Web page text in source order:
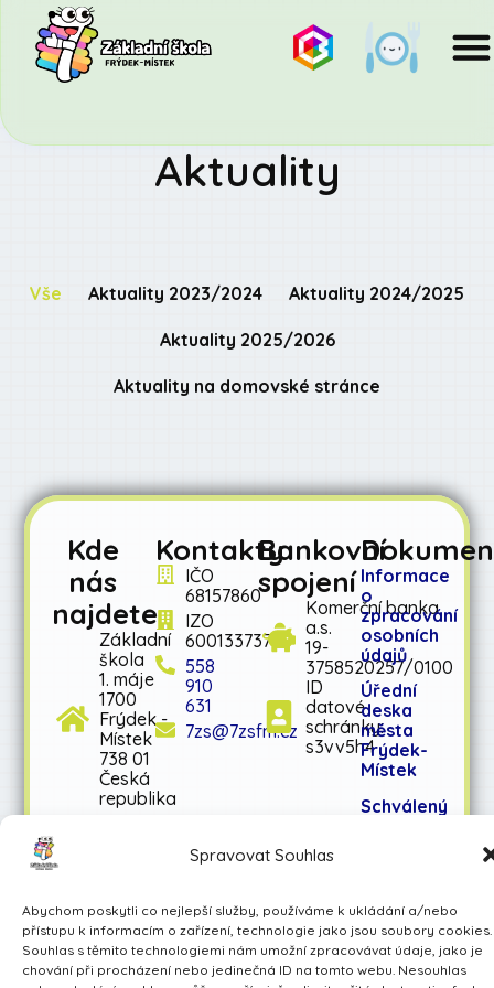
Spravovat Souhlas
Abychom poskytli co nejlepší služby, používáme k ukládání a/nebo
přístupu k informacím o zařízení, technologie jako jsou soubory cookies.
Souhlas s těmito technologiemi nám umožní zpracovávat údaje, jako je
chování při procházení nebo jedinečná ID na tomto webu. Nesouhlas
Aktuality
Aktuality 2023/2024 Aktuality 2024/2025
Aktuality 2025/2026
Aktuality na domovské stránce
Vše
Kde
nás
najdete
Základní
škola
1. máje
1700
Frýdek -
Místek
738 01
Česká
republika
Kontakty
IČO
68157860
IZO
600133737
558
910
631
7zs@7zsfm.cz
Bankovní
spojení
Komerční banka
a.s.
19-
3758520257/0100
ID
datové
schránky:
s3vv5h4
Informace
o
zpracování
osobních
údajů
Úřední
deska
města
Frýdek-
Místek
Schválený
Schválený
střednědobý
výhled
rozpočtu
na léta